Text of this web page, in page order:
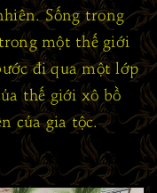
. Sống trong
một thế giới
đi qua một lớp
thế giới xô bồ
của gia tộc.